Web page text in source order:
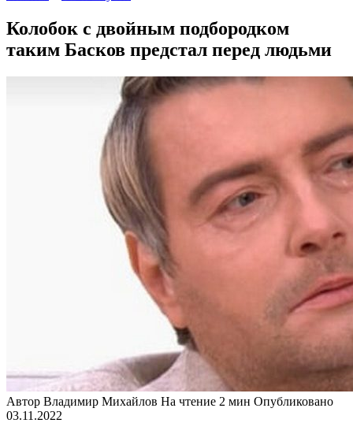
Колобок с двойным подбородком
таким Басков предстал перед людьми
Автор Владимир Михайлов На чтение 2 мин Опубликовано
03.11.2022